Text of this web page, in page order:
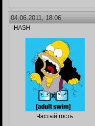
04.06.2011, 18:06
HASH
Частый гость